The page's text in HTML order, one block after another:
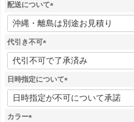
配送について
(
必
代引き不可
(
必
須
日時指定について
(
必
カラー